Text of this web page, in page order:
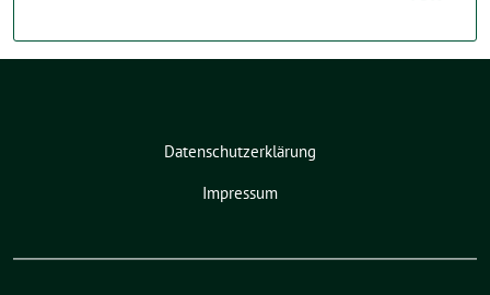
Datenschutzerklärung
Impressum